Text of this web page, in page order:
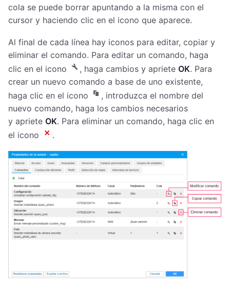
cola se puede borrar apuntando a la misma con el
cursor y haciendo clic en el icono que aparece.
Al final de cada línea hay iconos para editar, copiar y
eliminar el comando. Para editar un comando, haga
clic en el icono
, haga cambios y apriete OK. Para
crear un nuevo comando a base de uno existente,
haga clic en el icono
, introduzca el nombre del
nuevo comando, haga los cambios necesarios
y apriete OK. Para eliminar un comando, haga clic en
el icono
.